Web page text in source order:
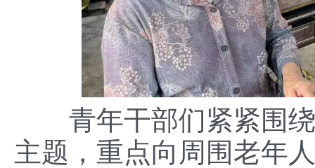
青年干部们紧紧围绕
主题，重点向周围老年